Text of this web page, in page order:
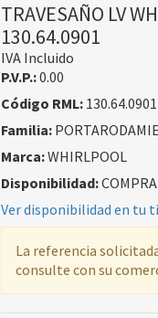
TRAVESAÑO LV
130.64.0901
IVA Incluido
P.V.P.:0.00
Código RML:130.64.0901
Familia:
Marca:WHIRLPOOL
Disponibilidad:
Ver disponibilidad en tu
La referencia
consulte con su